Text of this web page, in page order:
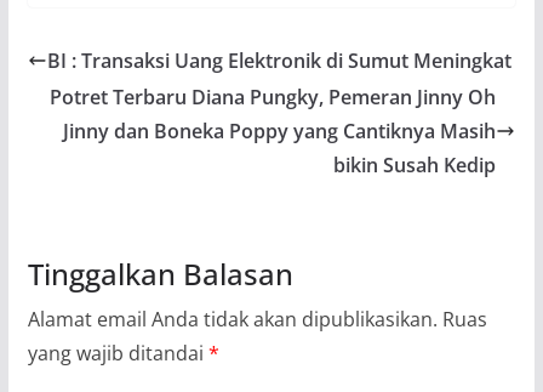
BI : Transaksi Uang Elektronik di Sumut Meningkat
Potret Terbaru Diana Pungky, Pemeran Jinny Oh
Jinny dan Boneka Poppy yang Cantiknya Masih
bikin Susah Kedip
Tinggalkan Balasan
Alamat email Anda tidak akan dipublikasikan. Ruas
yang wajib ditandai *